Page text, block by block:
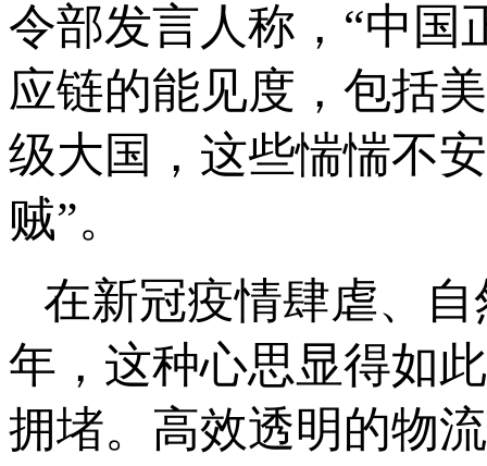
令部发言人称，“中国
应链的能见度，包括
级大国，这些惴惴不
贼”。
在新冠疫情肆虐、
年，这种心思显得如
拥堵。高效透明的物